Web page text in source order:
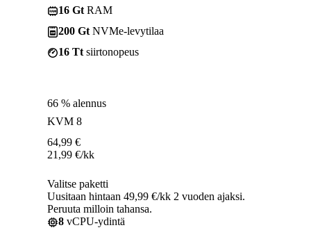
16 Gt RAM
200 Gt NVMe-levytilaa
16 Tt siirtonopeus
66 % alennus
KVM 8
64,99 €
21,99 €/kk
Valitse paketti
Uusitaan hintaan 49,99 €/kk 2 vuoden ajaksi.
Peruuta milloin tahansa.
8 vCPU-ydintä